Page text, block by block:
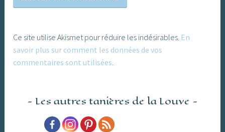
Ce site utilise Akismet pour réduire les indésirables. En
savoir plus sur comment les données de vos
commentaires sont utilisées
Les autres tanières de la Louve